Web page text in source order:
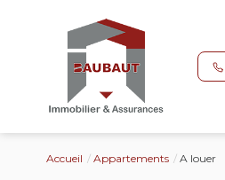
Accueil Appartements A louer